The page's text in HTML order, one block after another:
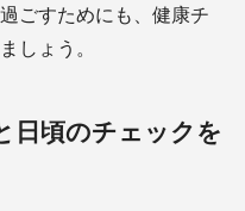
ごすためにも、健康チ
しょう。
日頃のチェックを